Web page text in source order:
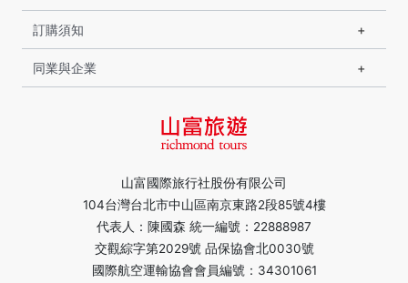
山富國際旅行社股份有限公司
104台灣台北市中山區南京東路2段85號4樓
代表人：陳國森 統一編號：22888987
交觀綜字第2029號 品保協會北0030號
國際航空運輸協會會員編號：34301061
訂購須知
同業與企業